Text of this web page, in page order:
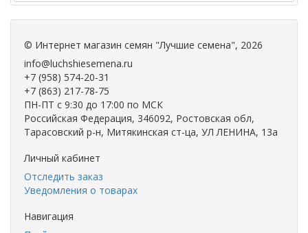
© Интернет магазин семян "Лучшие семена", 2026
info@luchshiesemena.ru
+7 (958) 574-20-31
+7 (863) 217-78-75
ПН-ПТ с 9:30 до 17:00 по МСК
Российская Федерация, 346092, Ростовская обл,
Тарасовский р-н, Митякинская ст-ца, УЛ ЛЕНИНА, 13а
Личный кабинет
Отследить заказ
Уведомления о товарах
Навигация